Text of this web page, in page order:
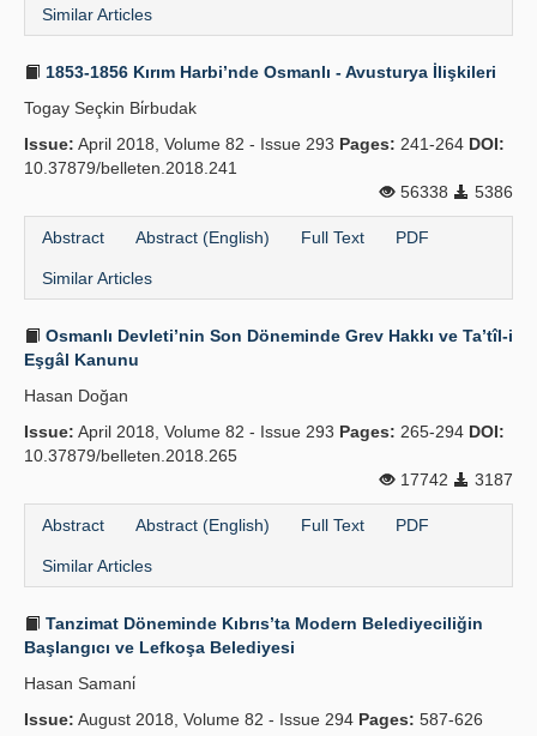
Similar Articles
1853-1856 Kırım Harbi’nde Osmanlı - Avusturya İlişkileri
Togay Seçkin Bi̇rbudak
Issue: April 2018, Volume 82 - Issue 293 Pages: 241-264 DOI:
10.37879/belleten.2018.241
56338
5386
Abstract Abstract (English) Full Text PDF
Similar Articles
Osmanlı Devleti’nin Son Döneminde Grev Hakkı ve Ta’tîl-i
Eşgâl Kanunu
Hasan Doğan
Issue: April 2018, Volume 82 - Issue 293 Pages: 265-294 DOI:
10.37879/belleten.2018.265
17742
3187
Abstract Abstract (English) Full Text PDF
Similar Articles
Tanzimat Döneminde Kıbrıs’ta Modern Belediyeciliğin
Başlangıcı ve Lefkoşa Belediyesi
Hasan Samani̇
Issue: August 2018, Volume 82 - Issue 294 Pages: 587-626